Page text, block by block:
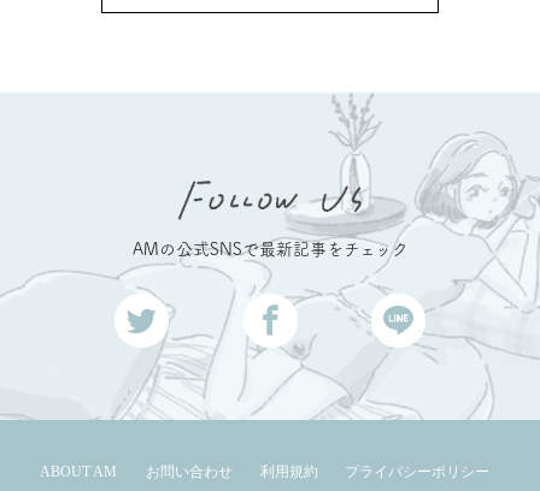
AMの公式SNSで最新記事をチェック
ABOUT AM お問い合わせ 利用規約
プライバシーポリシー